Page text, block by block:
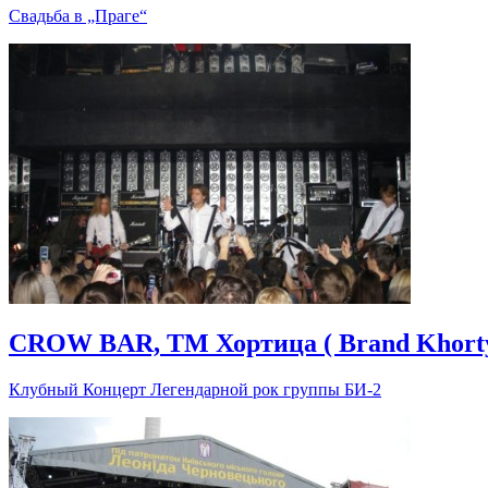
Свадьба в „Праге“
CROW BAR, ТМ Хортица ( Brand
Клубный Концерт Легендарной рок группы БИ-2